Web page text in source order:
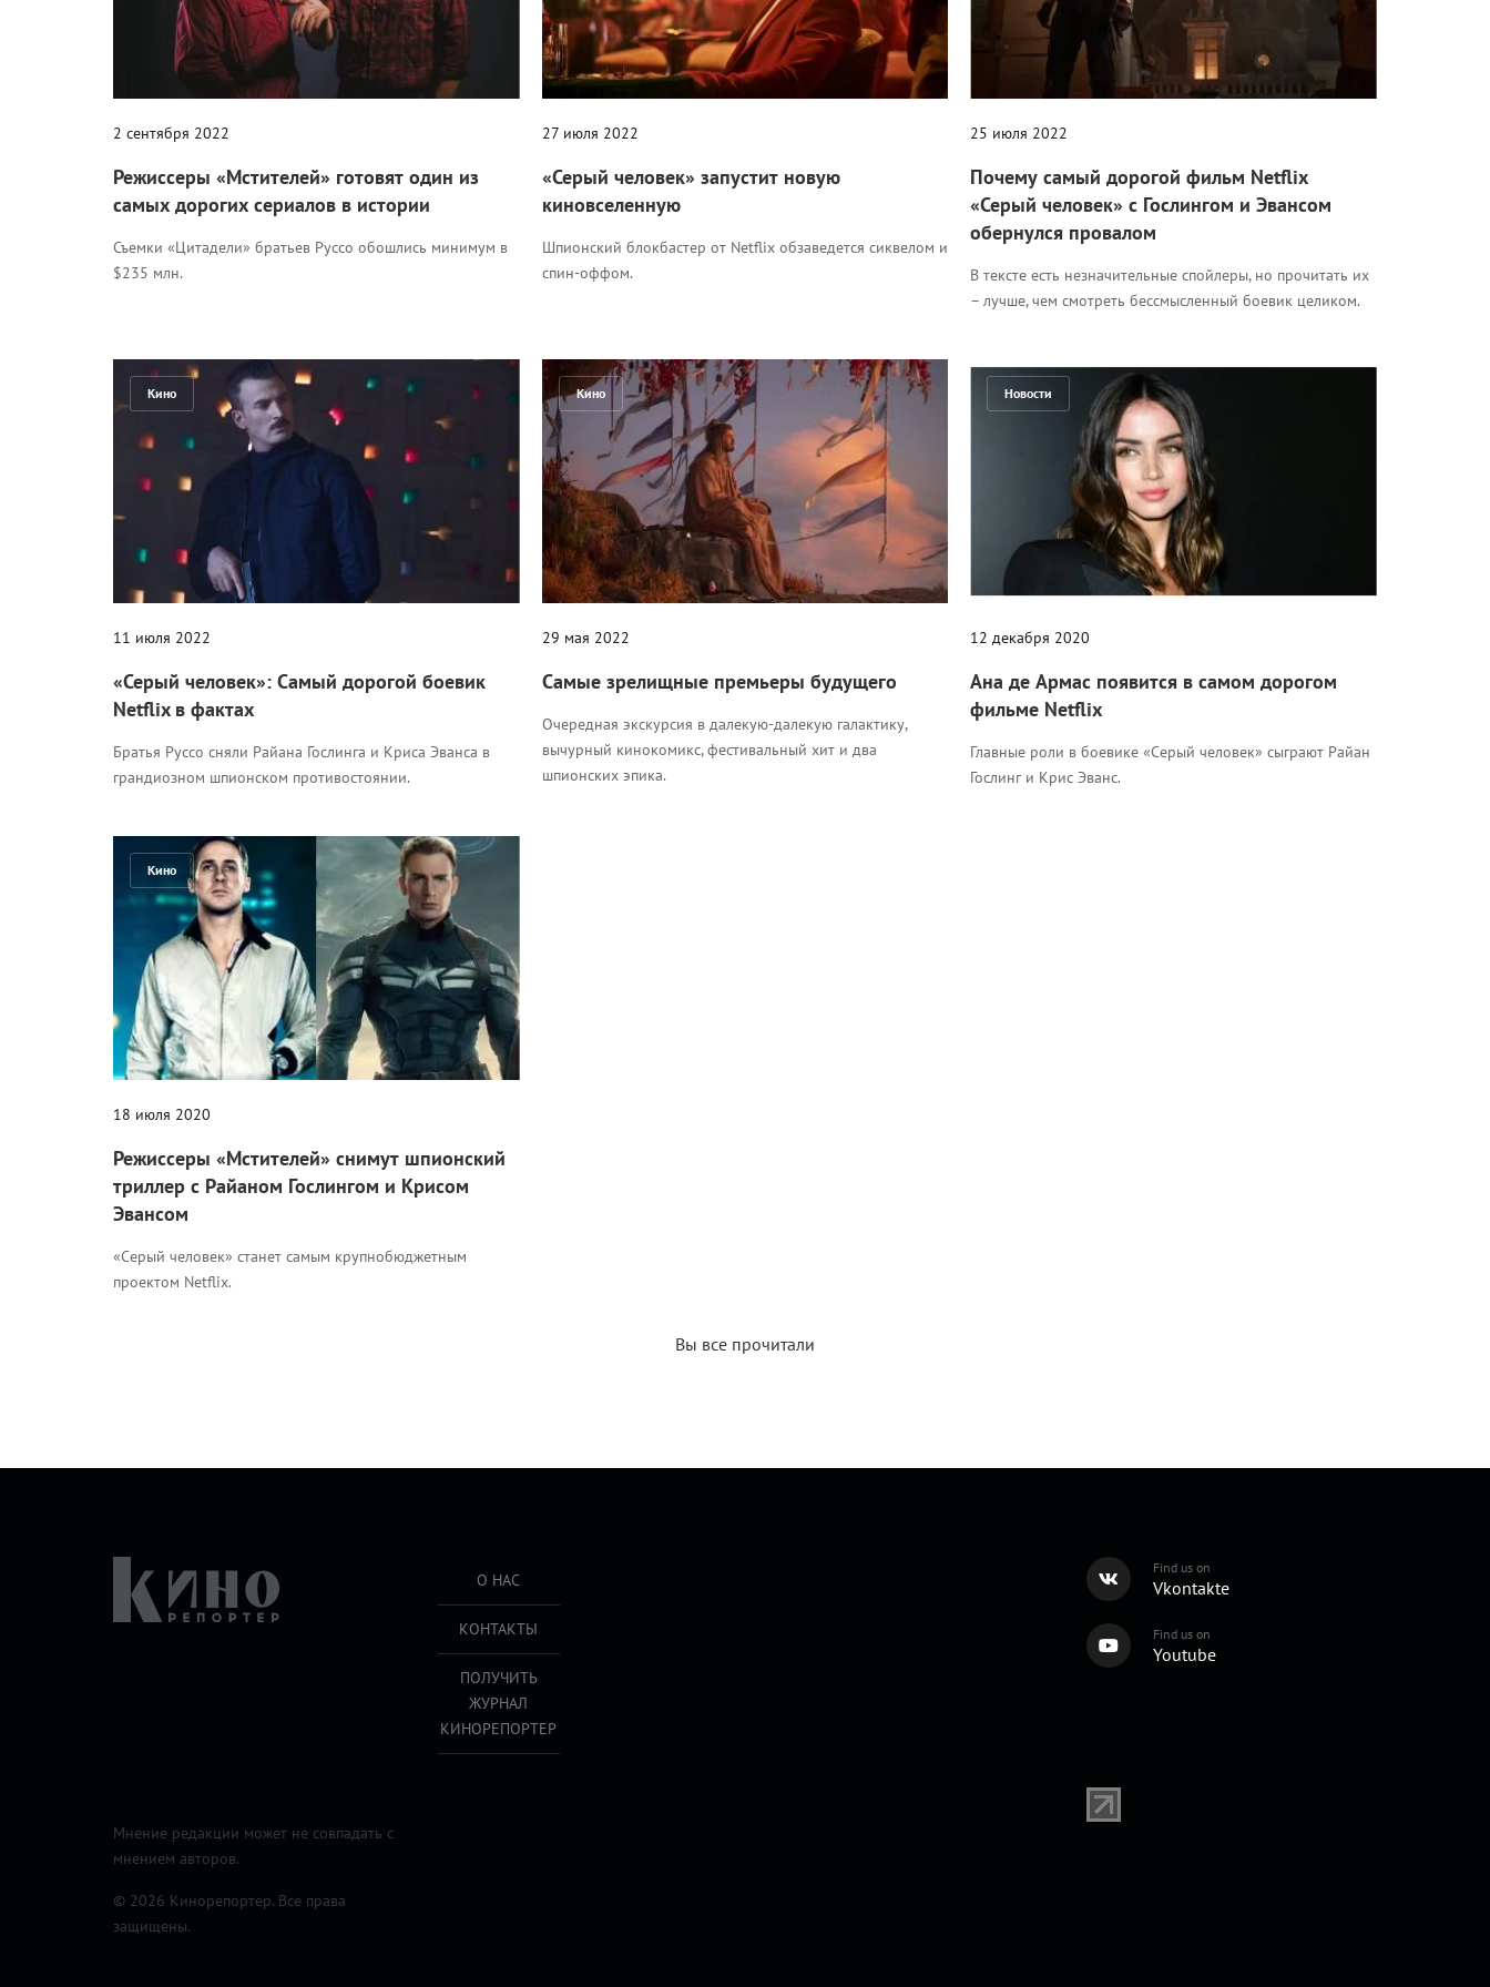
2 сентября 2022
Режиссеры «Мстителей» готовят один из
самых дорогих сериалов в истории
Съемки «Цитадели» братьев Руссо обошлись минимум в
$235 млн.
27 июля 2022
«Серый человек» запустит новую
киновселенную
Шпионский блокбастер от Netflix обзаведется сиквелом и
спин-оффом.
25 июля 2022
Почему самый дорогой фильм Netflix
«Серый человек» с Гослингом и Эвансом
обернулся провалом
В тексте есть незначительные спойлеры, но прочитать их
– лучше, чем смотреть бессмысленный боевик целиком.
Кино
11 июля 2022
«Серый человек»: Самый дорогой боевик
Netflix в фактах
Братья Руссо сняли Райана Гослинга и Криса Эванса в
грандиозном шпионском противостоянии.
Кино
29 мая 2022
Самые зрелищные премьеры будущего
Очередная экскурсия в далекую-далекую галактику,
вычурный кинокомикс, фестивальный хит и два
шпионских эпика.
Новости
12 декабря 2020
Ана де Армас появится в самом дорогом
фильме Netflix
Главные роли в боевике «Серый человек» сыграют Райан
Гослинг и Крис Эванс.
Кино
18 июля 2020
Режиссеры «Мстителей» снимут шпионский
триллер с Райаном Гослингом и Крисом
Эвансом
«Серый человек» станет самым крупнобюджетным
проектом Netflix.
Вы все прочитали
О НАС
КОНТАКТЫ
ПОЛУЧИТЬ
ЖУРНАЛ
КИНОРЕПОРТЕР
Find us on
Vkontakte
Find us on
Youtube
Мнение редакции может не совпадать с
мнением авторов.
© 2026 Кинорепортер. Все права
защищены.